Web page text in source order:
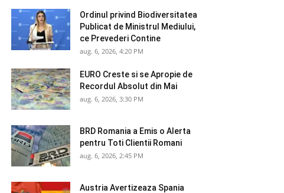
Ordinul privind Biodiversitatea
Publicat de Ministrul Mediului,
ce Prevederi Contine
aug. 6, 2026, 4:20 PM
EURO Creste si se Apropie de
Recordul Absolut din Mai
aug. 6, 2026, 3:30 PM
BRD Romania a Emis o Alerta
pentru Toti Clientii Romani
aug. 6, 2026, 2:45 PM
Austria Avertizeaza Spania